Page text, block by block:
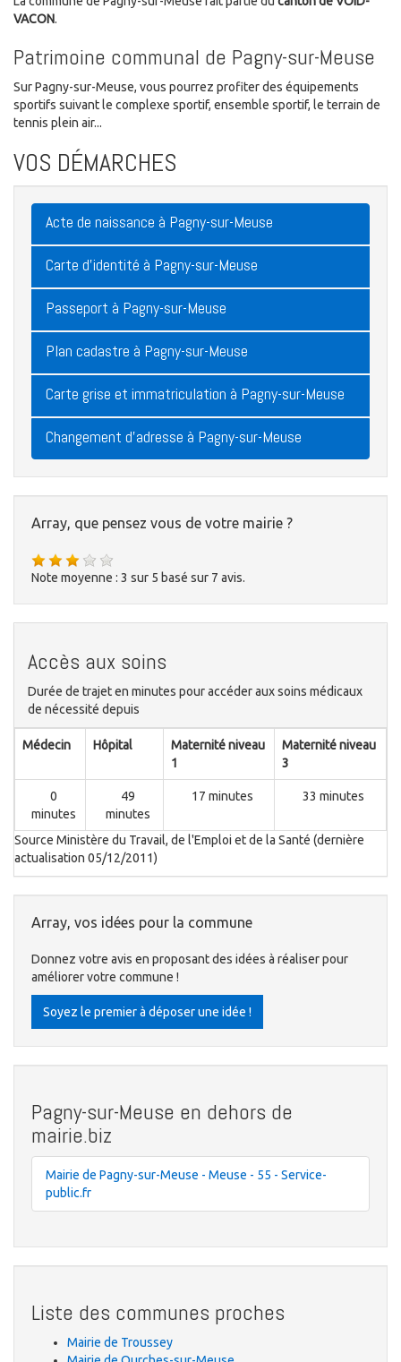
VACON.
Patrimoine communal de Pagny-sur-Meuse
Sur Pagny-sur-Meuse, vous pourrez profiter des équipements
sportifs suivant le complexe sportif, ensemble sportif, le terrain de
tennis plein air...
VOS DÉMARCHES
Acte de naissance à Pagny-sur-Meuse
Carte d'identité à Pagny-sur-Meuse
Passeport à Pagny-sur-Meuse
Plan cadastre à Pagny-sur-Meuse
Carte grise et immatriculation à Pagny-sur-Meuse
Changement d'adresse à Pagny-sur-Meuse
Array, que pensez vous de votre mairie ?
Note moyenne : 3 sur 5 basé sur 7 avis.
Accès aux soins
Durée de trajet en minutes pour accéder aux soins médicaux
de nécessité depuis
Médecin Hôpital
Maternité niveau
1
Maternité niveau
3
0
minutes
49
minutes
17 minutes 33 minutes
Source Ministère du Travail, de l'Emploi et de la Santé (dernière
actualisation 05/12/2011)
Array, vos idées pour la commune
Donnez votre avis en proposant des idées à réaliser pour
améliorer votre commune !
Soyez le premier à déposer une idée !
Pagny-sur-Meuse en dehors de
mairie.biz
Mairie de Pagny-sur-Meuse - Meuse - 55 - Service-
public.fr
Liste des communes proches
Mairie de Troussey